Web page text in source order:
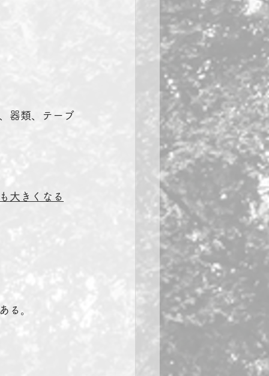
器類、テーブ
大きくなる
る。